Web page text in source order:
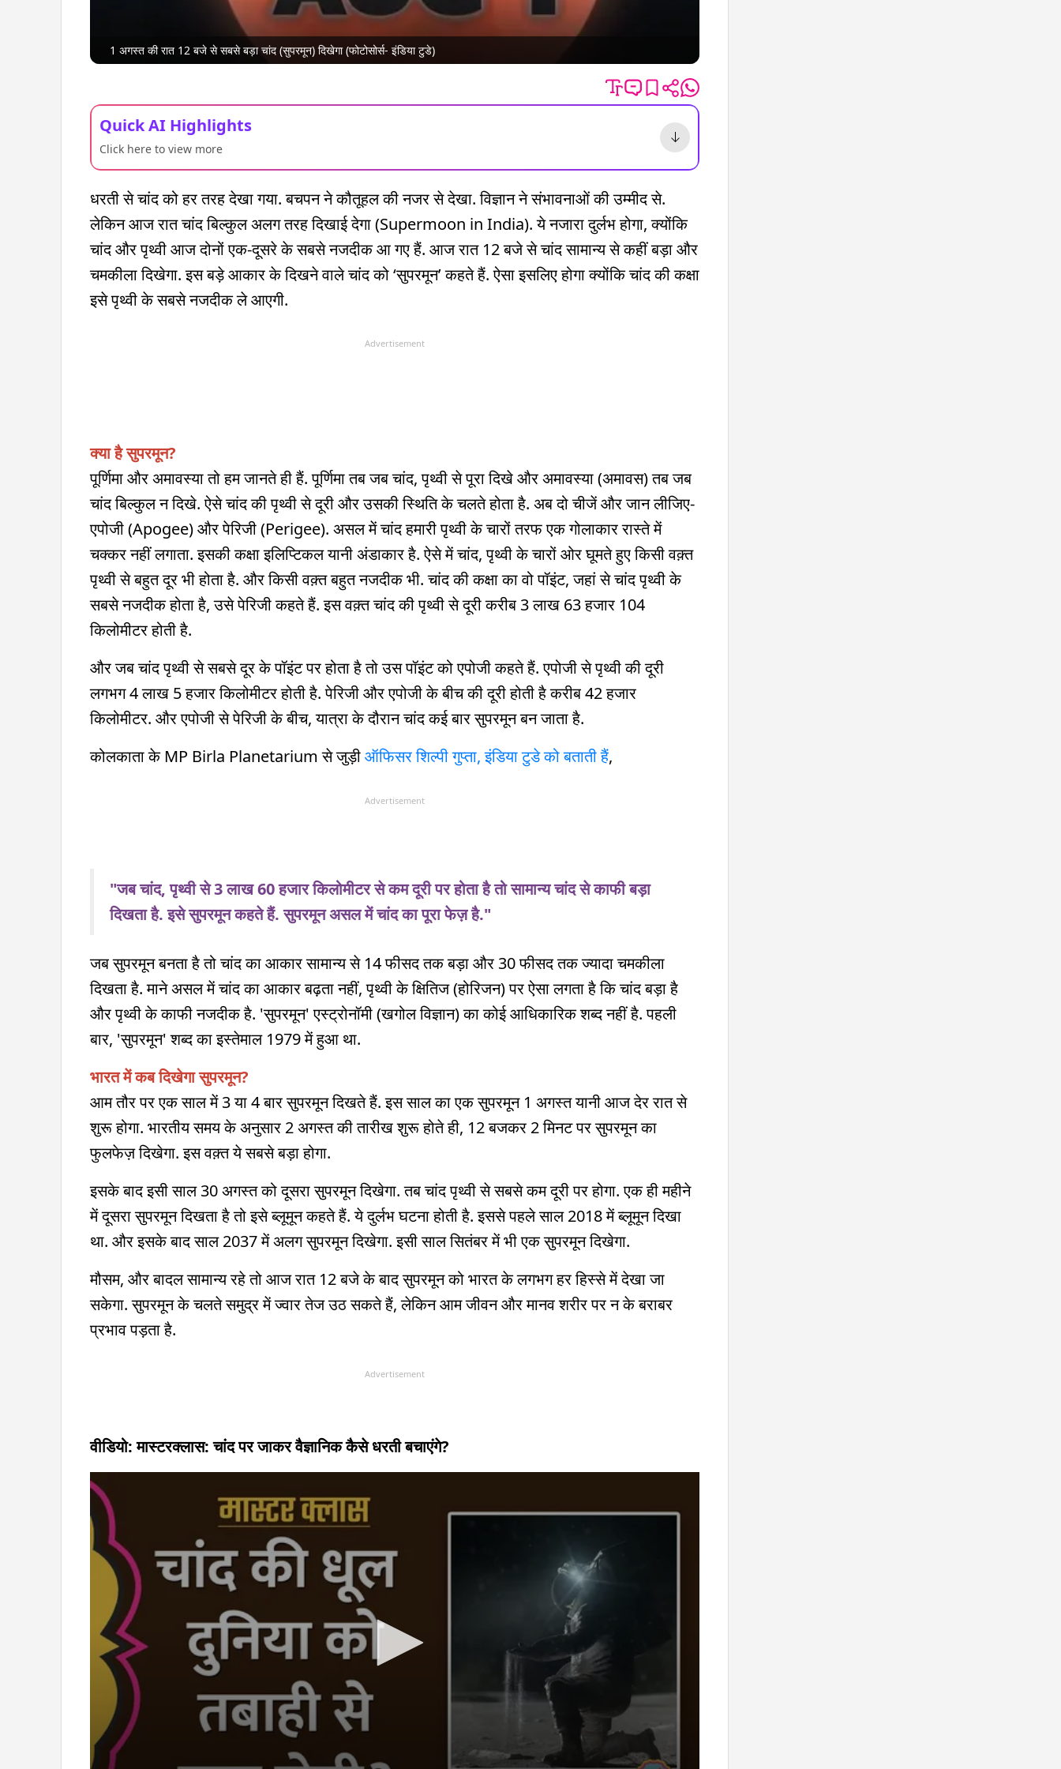
1 अगस्त की रात 12 बजे से सबसे बड़ा चांद (सुपरमून) दिखेगा (फोटोसोर्स- इंडिया टुडे)
Quick AI Highlights
Click here to view more
धरती से चांद को हर तरह देखा गया. बचपन ने कौतूहल की नजर से देखा. विज्ञान ने संभावनाओं की उम्मीद से.
लेकिन आज रात चांद बिल्कुल अलग तरह दिखाई देगा (Supermoon in India). ये नजारा दुर्लभ होगा, क्योंकि
चांद और पृथ्वी आज दोनों एक-दूसरे के सबसे नजदीक आ गए हैं. आज रात 12 बजे से चांद सामान्य से कहीं बड़ा और
चमकीला दिखेगा. इस बड़े आकार के दिखने वाले चांद को ‘सुपरमून’ कहते हैं. ऐसा इसलिए होगा क्योंकि चांद की कक्षा
इसे पृथ्वी के सबसे नजदीक ले आएगी.
Advertisement
क्या है सुपरमून?
पूर्णिमा और अमावस्या तो हम जानते ही हैं. पूर्णिमा तब जब चांद, पृथ्वी से पूरा दिखे और अमावस्या (अमावस) तब जब
चांद बिल्कुल न दिखे. ऐसे चांद की पृथ्वी से दूरी और उसकी स्थिति के चलते होता है. अब दो चीजें और जान लीजिए-
एपोजी (Apogee) और पेरिजी (Perigee). असल में चांद हमारी पृथ्वी के चारों तरफ एक गोलाकार रास्ते में
चक्कर नहीं लगाता. इसकी कक्षा इलिप्टिकल यानी अंडाकार है. ऐसे में चांद, पृथ्वी के चारों ओर घूमते हुए किसी वक़्त
पृथ्वी से बहुत दूर भी होता है. और किसी वक़्त बहुत नजदीक भी. चांद की कक्षा का वो पॉइंट, जहां से चांद पृथ्वी के
सबसे नजदीक होता है, उसे पेरिजी कहते हैं. इस वक़्त चांद की पृथ्वी से दूरी करीब 3 लाख 63 हजार 104
किलोमीटर होती है.
और जब चांद पृथ्वी से सबसे दूर के पॉइंट पर होता है तो उस पॉइंट को एपोजी कहते हैं. एपोजी से पृथ्वी की दूरी
लगभग 4 लाख 5 हजार किलोमीटर होती है. पेरिजी और एपोजी के बीच की दूरी होती है करीब 42 हजार
किलोमीटर. और एपोजी से पेरिजी के बीच, यात्रा के दौरान चांद कई बार सुपरमून बन जाता है.
कोलकाता के MP Birla Planetarium से जुड़ीऑफिसर शिल्पी गुप्ता, इंडिया टुडे को बताती हैं,
Advertisement
"जब चांद, पृथ्वी से 3 लाख 60 हजार किलोमीटर से कम दूरी पर होता है तो सामान्य चांद से काफी बड़ा
दिखता है. इसे सुपरमून कहते हैं. सुपरमून असल में चांद का पूरा फेज़ है."
जब सुपरमून बनता है तो चांद का आकार सामान्य से 14 फीसद तक बड़ा और 30 फीसद तक ज्यादा चमकीला
दिखता है. माने असल में चांद का आकार बढ़ता नहीं, पृथ्वी के क्षितिज (होरिजन) पर ऐसा लगता है कि चांद बड़ा है
और पृथ्वी के काफी नजदीक है. 'सुपरमून' एस्ट्रोनॉमी (खगोल विज्ञान) का कोई आधिकारिक शब्द नहीं है. पहली
बार, 'सुपरमून' शब्द का इस्तेमाल 1979 में हुआ था.
भारत में कब दिखेगा सुपरमून?
आम तौर पर एक साल में 3 या 4 बार सुपरमून दिखते हैं. इस साल का एक सुपरमून 1 अगस्त यानी आज देर रात से
शुरू होगा. भारतीय समय के अनुसार 2 अगस्त की तारीख शुरू होते ही, 12 बजकर 2 मिनट पर सुपरमून का
फुलफेज़ दिखेगा. इस वक़्त ये सबसे बड़ा होगा.
इसके बाद इसी साल 30 अगस्त को दूसरा सुपरमून दिखेगा. तब चांद पृथ्वी से सबसे कम दूरी पर होगा. एक ही महीने
में दूसरा सुपरमून दिखता है तो इसे ब्लूमून कहते हैं. ये दुर्लभ घटना होती है. इससे पहले साल 2018 में ब्लूमून दिखा
था. और इसके बाद साल 2037 में अलग सुपरमून दिखेगा. इसी साल सितंबर में भी एक सुपरमून दिखेगा.
मौसम, और बादल सामान्य रहे तो आज रात 12 बजे के बाद सुपरमून को भारत के लगभग हर हिस्से में देखा जा
सकेगा. सुपरमून के चलते समुद्र में ज्वार तेज उठ सकते हैं, लेकिन आम जीवन और मानव शरीर पर न के बराबर
प्रभाव पड़ता है.
Advertisement
वीडियो: मास्टरक्लास: चांद पर जाकर वैज्ञानिक कैसे धरती बचाएंगे?